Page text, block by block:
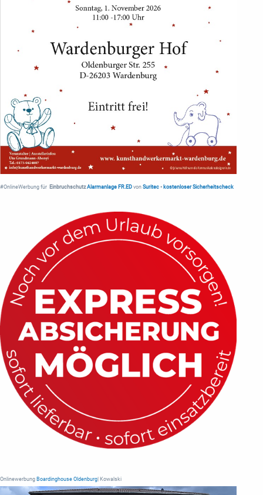
#OnlineWerbung für Einbruchschutz Alarmanlage FR.ED von Suritec • kostenloser Sicherheitscheck
Onlinewerbung Boardinghouse Oldenburg | Kowalski